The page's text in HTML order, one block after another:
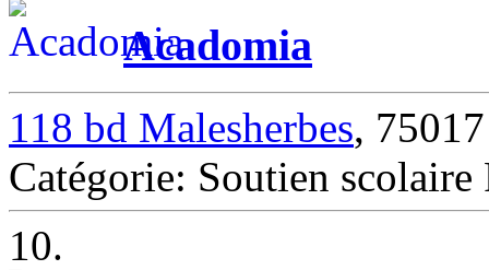
Acadomia
118 bd Malesherbes,
Catégorie: Soutien scolaire
10.